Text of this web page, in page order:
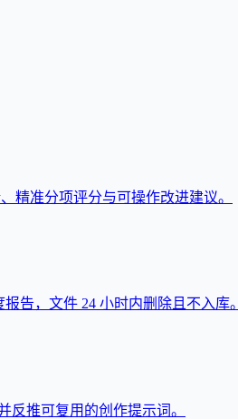
精准分项评分与可操作改进建议。
告，文件 24 小时内删除且不入库。
推可复用的创作提示词。